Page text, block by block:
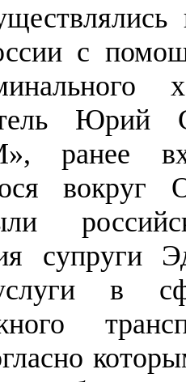
с
ранее
вокруг
супруги
в